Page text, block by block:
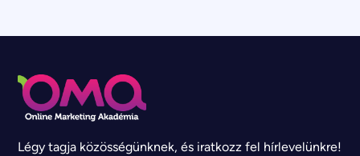
Légy tagja közösségünknek, és iratkozz fel hírlevelünkre!